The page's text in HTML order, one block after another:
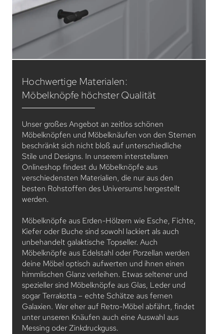
Hochwertige Materialen:
Möbelknöpfe höchster Qualität
Unser großes Angebot an zeitlos schönen
Möbelknöpfen und Möbelknäufen von den Sternen
beschränkt sich nicht bloß auf unterschiedliche
Stile und Designs. In unserem interstellaren
Onlineshop findest du Möbelknöpfe aus
verschiedensten Materialien, die nur aus den
besten Rohstoffen des Universums hergestellt
werden.
Möbelknöpfe aus Erden-Hölzern wie Esche, Fichte,
Kiefer oder Buche sind sowohl lackiert als auch
unbehandelt galaktische Topseller. Auch
Möbelknöpfe aus Edelstahl oder Porzellan werden
deine Möbel optisch aufwerten und ihnen einen
himmlischen Glanz verleihen. Etwas seltener und
spezieller sind Möbelknöpfe aus Glas, Leder und
sogar Terrakotta – echte Schätze aus fernen
Galaxien. Wer eher auf Retro-Möbel abfährt, findet
unter unseren Knäufen auch eine Auswahl aus
Messing oder Zinkdruckguss.